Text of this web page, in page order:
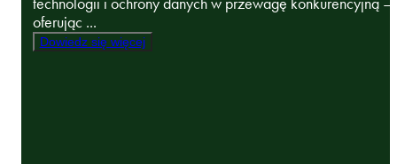
oferując ...
Dowiedz się więcej